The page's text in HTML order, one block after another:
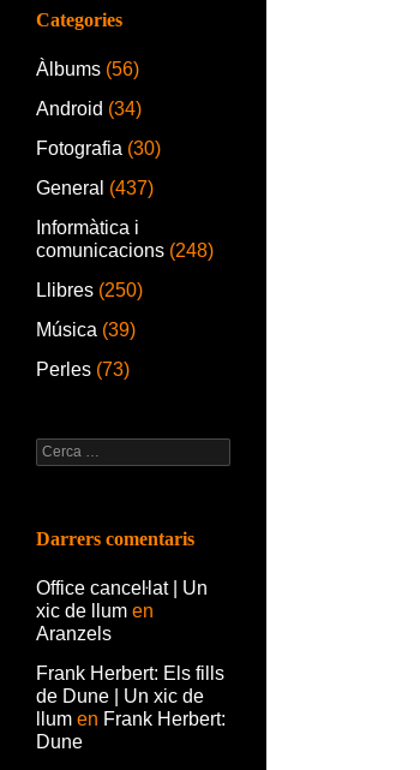
Categories
Àlbums (56)
Android (34)
Fotografia (30)
General (437)
Informàtica i
comunicacions (248)
Llibres (250)
Música (39)
Perles (73)
Cerca:
Darrers comentaris
Office canceŀlat | Un
xic de llum en
Aranzels
Frank Herbert: Els fills
de Dune | Un xic de
llum en Frank Herbert:
Dune